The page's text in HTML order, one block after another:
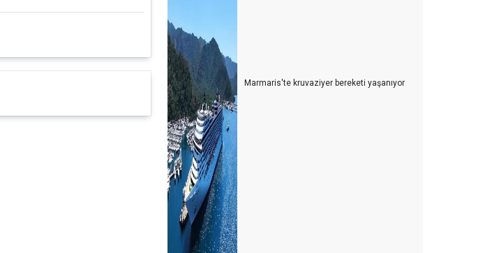
zambia zimbabwe botswana
Güney Afrika İzlenimleri
ERENKÖY GÜNLÜKLERİ
4 Kuşak turizm
Farklı bir turizm çeşidi ''Agritourismo''
TÜRSAB Seçimlerinde zafer kadınların
Türk Kahvesi Her Şey Dahil Sisteminden Çıkartılsın
TUNCELi iZLENiMLERi
Marmaris'te kruvaziyer bereketi yaşanıyor